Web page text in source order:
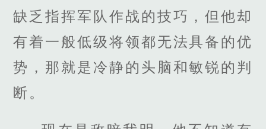
缺乏指挥军队作战的技巧，但他却
有着一般低级将领都无法具备的优
势，那就是冷静的头脑和敏锐的判
断。